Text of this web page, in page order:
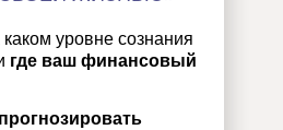
прогнозировать
каком уровне сознания
где ваш финансовый